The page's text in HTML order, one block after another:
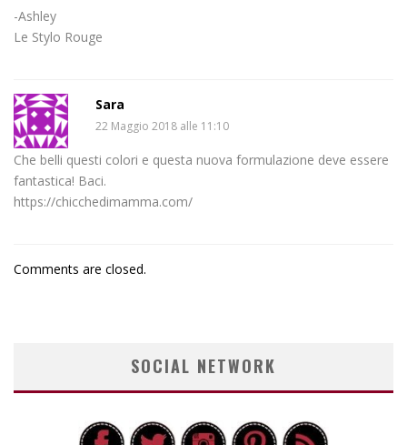
-Ashley
Le Stylo Rouge
Sara
22 Maggio 2018 alle 11:10
Che belli questi colori e questa nuova formulazione deve essere
fantastica! Baci.
https://chicchedimamma.com/
Comments are closed.
SOCIAL NETWORK